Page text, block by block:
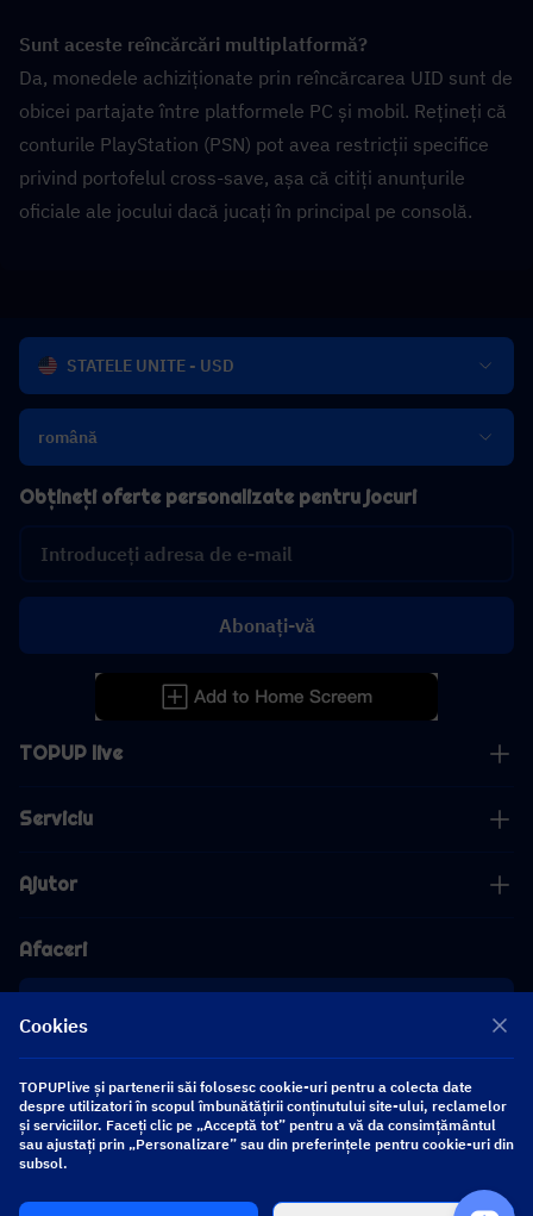
Sunt aceste reîncărcări multiplatformă?
Da, monedele achiziționate prin reîncărcarea UID sunt de
obicei partajate între platformele PC și mobil. Rețineți că
conturile PlayStation (PSN) pot avea restricții specifice
privind portofelul cross-save, așa că citiți anunțurile
oficiale ale jocului dacă jucați în principal pe consolă.
STATELE UNITE - USD
română
TOPUP live
Serviciu
Ajutor
Afaceri
[email protected]
[email protected]
Obțineți oferte personalizate pentru jocuri
Abonați-vă
Urmăriți-ne
Cookies
TOPUPlive și partenerii săi folosesc cookie-uri pentru a colecta date
despre utilizatori în scopul îmbunătățirii conținutului site-ului, reclamelor
și serviciilor. Faceți clic pe „Acceptă tot” pentru a vă da consimțământul
sau ajustați prin „Personalizare” sau din preferințele pentru cookie-uri din
subsol.